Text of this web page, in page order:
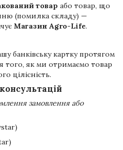
товар або товар, що
(помилка складу) —
Магазин Agro-Life.
банківську картку протягом
того, як ми отримаємо товар
цілісність.
замовлення або